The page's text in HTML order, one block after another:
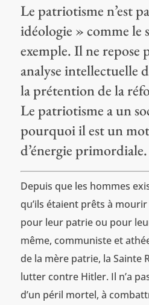
Le patriotisme n’est
idéologie » comme le
exemple. Il ne repose
analyse intellectuelle
la prétention de la
Le patriotisme a un
pourquoi il est un
d’énergie primordiale.
Depuis que les hommes
qu’ils étaient prêts à
pour leur patrie ou pour
même, communiste et
de la mère patrie, la Sainte
lutter contre Hitler. Il n’a
d’un péril mortel, à